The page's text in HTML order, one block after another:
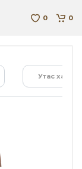
0 0
Утас хайх...